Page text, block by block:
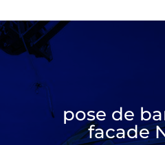
pose de
facade